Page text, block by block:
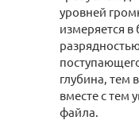
уровней
измеряется
глубина, тем
вместе с тем
файла.